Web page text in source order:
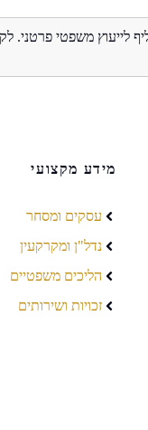
לייעוץ משפטי פרטני.
מידע מקצועי
עסקים ומסחר
נדל"ן ומקרקעין
הליכים משפטיים
זכויות ושירותים